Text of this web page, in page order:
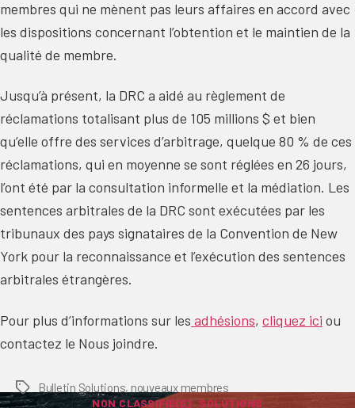
membres qui ne mènent pas leurs affaires en accord avec
les dispositions concernant l’obtention et le maintien de la
qualité de membre.
Jusqu’à présent, la DRC a aidé au règlement de
réclamations totalisant plus de 105 millions $ et bien
qu’elle offre des services d’arbitrage, quelque 80 % de ces
réclamations, qui en moyenne se sont réglées en 26 jours,
l’ont été par la consultation informelle et la médiation. Les
sentences arbitrales de la DRC sont exécutées par les
tribunaux des pays signataires de la Convention de New
York pour la reconnaissance et l’exécution des sentences
arbitrales étrangères.
Pour plus d’informations sur les adhésions, cliquez ici ou
contactez le Nous joindre.
TagsBulletin Solutions, nouveaux membres
Categories
NON CLASSIFIÉ(E) SOLUTIONS